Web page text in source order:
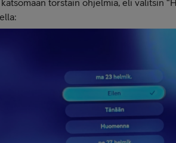
torstain ohjelmia, eli valitsin